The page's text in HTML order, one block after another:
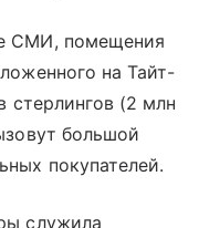
СМИ, помещения
на Тайт-
стерлингов (2 млн
большой
покупателей.
служила